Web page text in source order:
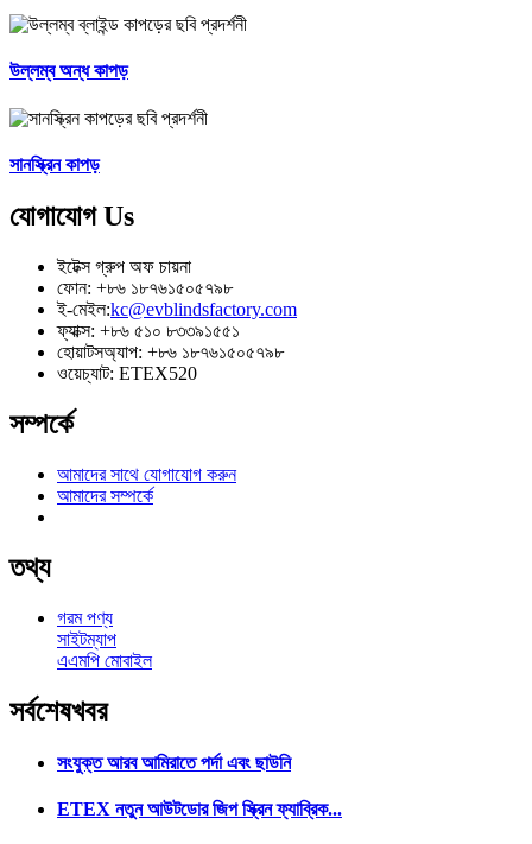
উল্লম্ব অন্ধ কাপড়
সানস্ক্রিন কাপড়
যোগাযোগUs
ইটেক্স গ্রুপ অফ চায়না
ফোন: +৮৬ ১৮৭৬১৫০৫৭৯৮
ই-মেইল:kc@evblindsfactory.com
ফ্যাক্স: +৮৬ ৫১০ ৮৩৩৯১৫৫১
হোয়াটসঅ্যাপ: +৮৬ ১৮৭৬১৫০৫৭৯৮
ওয়েচ্যাট: ETEX520
সম্পর্কে
আমাদের সাথে যোগাযোগ করুন
আমাদের সম্পর্কে
তথ্য
গরম পণ্য
সাইটম্যাপ
এএমপি মোবাইল
সর্বশেষখবর
সংযুক্ত আরব আমিরাতে পর্দা এবং ছাউনি
ETEX নতুন আউটডোর জিপ স্ক্রিন ফ্যাব্রিক...